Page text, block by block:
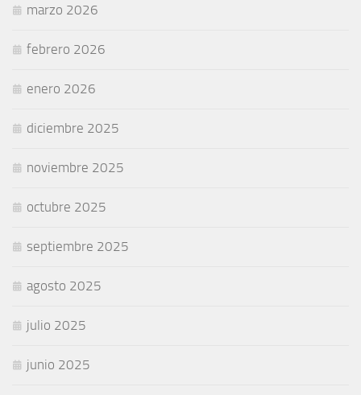
marzo 2026
febrero 2026
enero 2026
diciembre 2025
noviembre 2025
octubre 2025
septiembre 2025
agosto 2025
julio 2025
junio 2025